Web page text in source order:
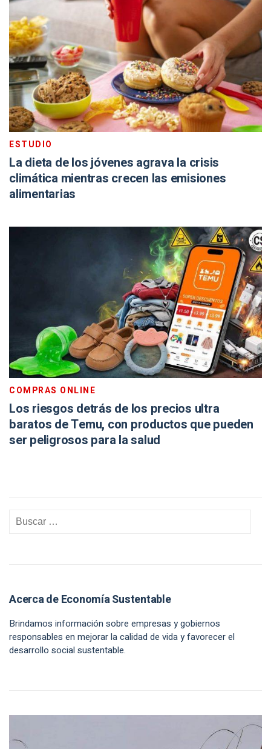
ESTUDIO
La dieta de los jóvenes agrava la crisis
climática mientras crecen las emisiones
alimentarias
COMPRAS ONLINE
Los riesgos detrás de los precios ultra
baratos de Temu, con productos que pueden
ser peligrosos para la salud
Acerca de Economía Sustentable
Brindamos información sobre empresas y gobiernos
responsables en mejorar la calidad de vida y favorecer el
desarrollo social sustentable.